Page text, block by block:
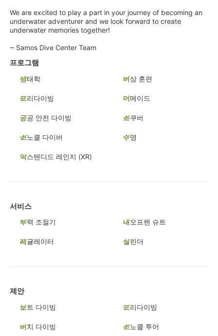
We are excited to play a part in your journey of becoming an
underwater adventurer and we look forward to create
underwater memories together!
~ Samos Dive Center Team
프로그램
생태학 비상 훈련
프리다이빙 머메이드
공공 안전 다이빙 스쿠버
스노클 다이버 수영
익스텐디드 레인지 (XR)
서비스
부력 조절기 네오프렌 슈트
레귤레이터 실린더
제안
보트 다이빙 프리다이빙
비치 다이빙 스노클 투어